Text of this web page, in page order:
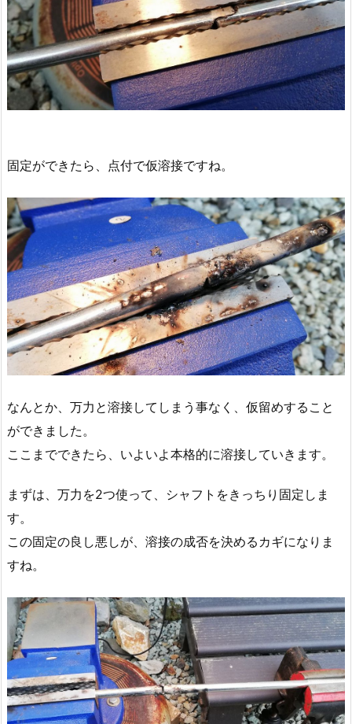
固定ができたら、点付で仮溶接ですね。
なんとか、万力と溶接してしまう事なく、仮留めすること
ができました。
ここまでできたら、いよいよ本格的に溶接していきます。
まずは、万力を2つ使って、シャフトをきっちり固定しま
す。
この固定の良し悪しが、溶接の成否を決めるカギになりま
すね。